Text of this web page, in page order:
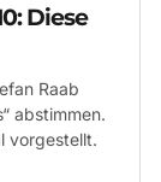
Diese
Raab
abstimmen.
vorgestellt.